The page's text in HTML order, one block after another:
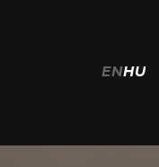
Keresés:
ENHU